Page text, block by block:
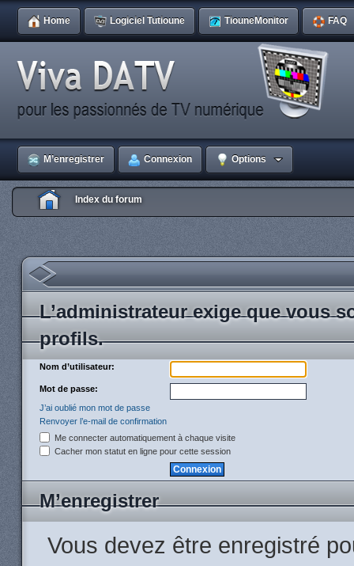
Home Logiciel Tutioune TiouneMonitor FAQ
M’enregistrer Connexion Options
Index du forum
L’administrateur exige que vous
profils.
Nom d’utilisateur:
Mot de passe:
J’ai oublié mon mot de passe
Renvoyer l’e-mail de confirmation
Me connecter automatiquement à chaque visite
Cacher mon statut en ligne pour cette session
M’enregistrer
Vous devez être enregistré